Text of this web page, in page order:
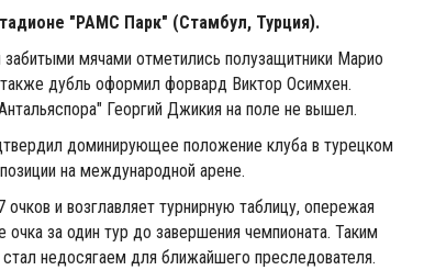
"РАМС Парк" (Стамбул, Турция).
забитыми мячами отметились полузащитники Марио
дубль оформил форвард Виктор Осимхен.
Георгий Джикия на поле не вышел.
доминирующее положение клуба в турецком
на международной арене.
очков и возглавляет турнирную таблицу, опережая
за один тур до завершения чемпионата. Таким
недосягаем для ближайшего преследователя.